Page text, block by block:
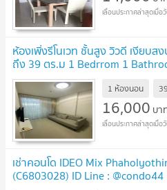
ห้องเพิ่งรีโนเวท ชั้นสูง วิวดี เงียบ
ถึง 39 ตร.ม 1 Bedrrom 1
Phaholyothin“ ติดบีทีเอสสะพานคว
1 ห้องนอน
16,000 บา
เช่าคอนโด IDEO Mix
(C6803028) ID Line : @condo44